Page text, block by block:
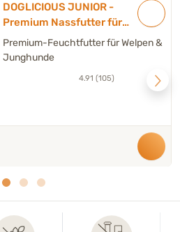
DOGLICIOUS JUNIOR -
Premium Nassfutter für
Welpen mit Hühnchen,
Kartoffel & Fenchel - 6 x 290
Premium-Feuchtfutter für Welpen &
Junghunde
4.91 (105)